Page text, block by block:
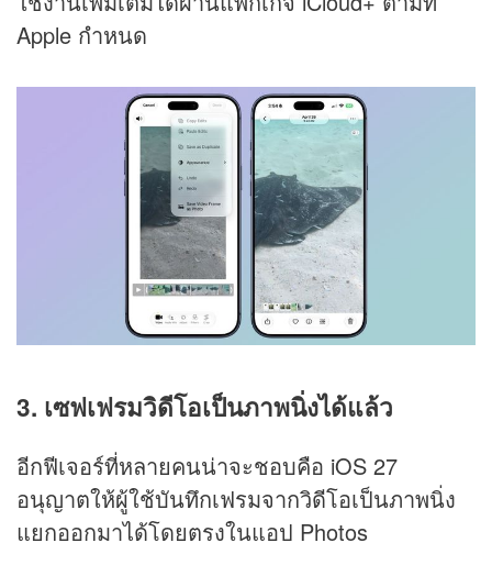
Apple กำหนด
3. เซฟเฟรมวิดีโอเป็นภาพนิ่งได้แล้ว
อีกฟีเจอร์ที่หลายคนน่าจะชอบคือ iOS 27
อนุญาตให้ผู้ใช้บันทึกเฟรมจากวิดีโอเป็นภาพนิ่ง
แยกออกมาได้โดยตรงในแอป Photos